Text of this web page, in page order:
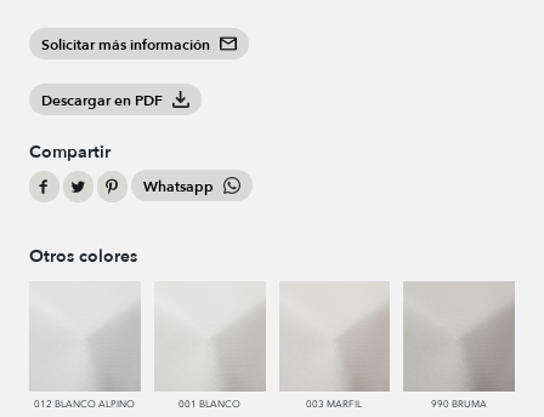
Solicitar más información
Descargar en PDF
Compartir
Whatsapp
Otros colores
012 BLANCO ALPINO 001 BLANCO 003 MARFIL 990 BRUMA